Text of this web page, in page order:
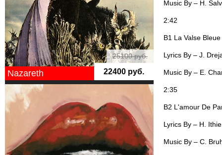
25100 руб.
Nazareth 22400 руб.
Music By – H.
2:42
B1 La Valse Bleue
Lyrics By – J.
Music By – E.
2:35
B2 L'amour De
Lyrics By – H.
Music By – C.